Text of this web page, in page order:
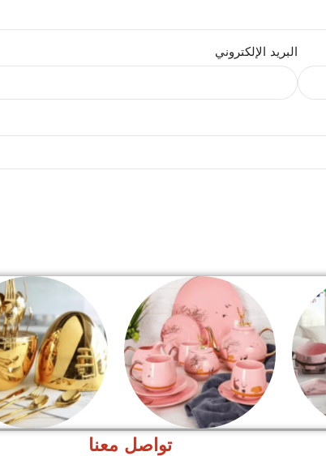
البريد الإلكتروني
تواصل معنا